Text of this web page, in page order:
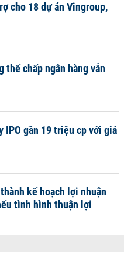
cho 18 dự án Vingroup,
thế chấp ngân hàng vẫn
IPO gần 19 triệu cp với giá
kế hoạch lợi nhuận
tình hình thuận lợi